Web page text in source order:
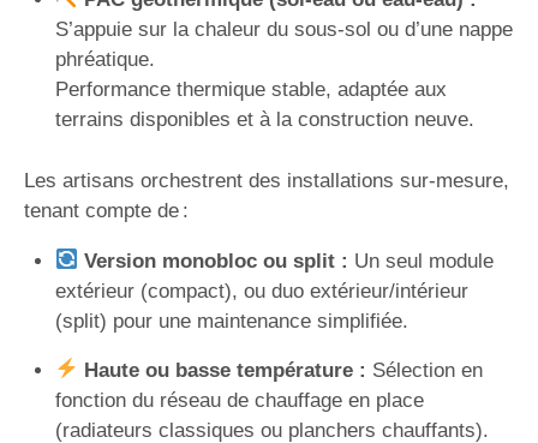
S’appuie sur la chaleur du sous-sol ou d’une nappe
phréatique.
Performance thermique stable, adaptée aux
terrains disponibles et à la construction neuve.
Les artisans orchestrent des installations sur-mesure,
tenant compte de :
Version monobloc ou split : Un seul module
extérieur (compact), ou duo extérieur/intérieur
(split) pour une maintenance simplifiée.
Haute ou basse température : Sélection en
fonction du réseau de chauffage en place
(radiateurs classiques ou planchers chauffants).